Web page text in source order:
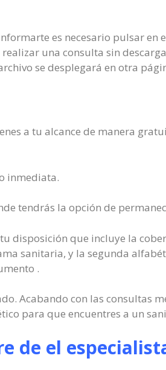
es necesario pulsar en
una consulta sin
se desplegará en otra
a tu alcance de manera
inmediata.
tendrás la opción de
disposición que incluye la
sanitaria, y la segunda
.
Acabando con las consultas
para que encuentres a un
de el